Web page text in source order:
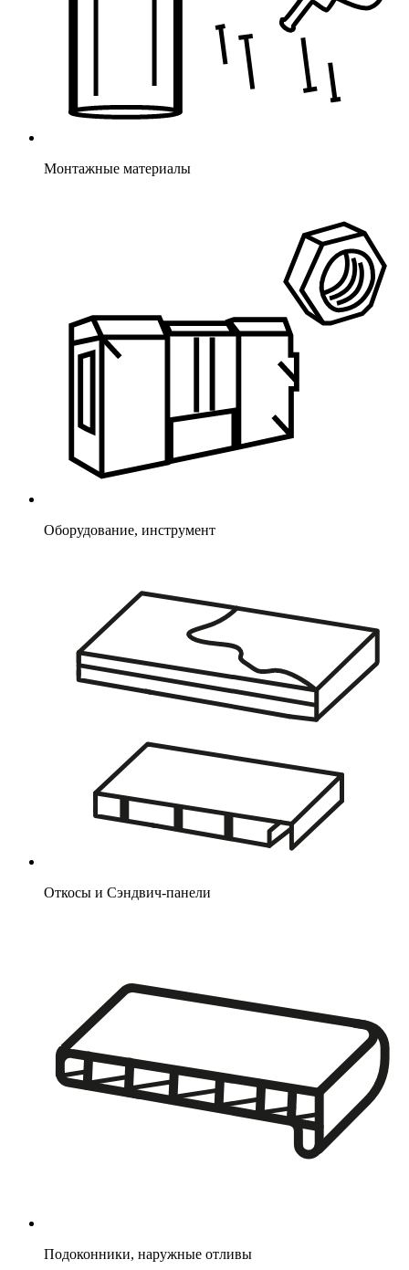
Монтажные материалы
Оборудование, инструмент
Откосы и Сэндвич-панели
Подоконники, наружные отливы